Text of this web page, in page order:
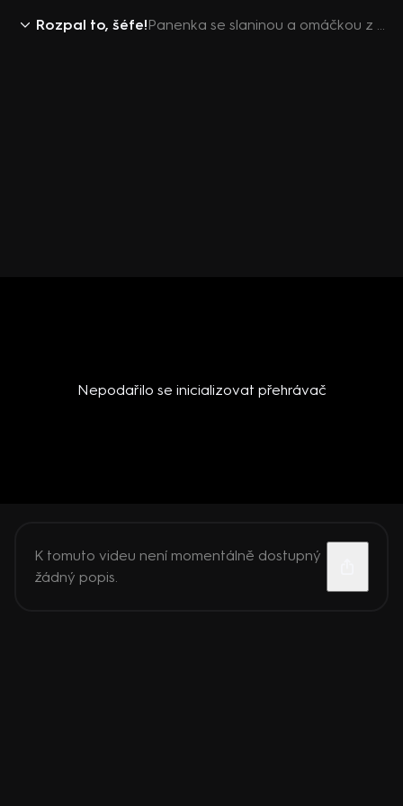
Rozpal to, šéfe! Panenka se slaninou a omáčkou z anglické hořčice
Nepodařilo se inicializovat přehrávač
K tomuto videu není momentálně dostupný
žádný popis.